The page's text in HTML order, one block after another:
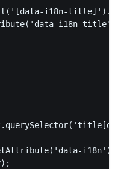
i18n-
i18n-title');
i18n');